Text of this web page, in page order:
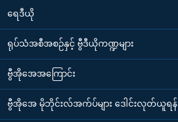
ရေဒီယို
ရုပ်သံအစီအစဉ်နှင့် ဗွီဒီယိုကဏ္ဍများ
ဗွီအိုအေအကြောင်း
ဗွီအိုအေ မိုဘိုင်းလ်အက်ပ်များ ဒေါင်းလုတ်ယူရန်